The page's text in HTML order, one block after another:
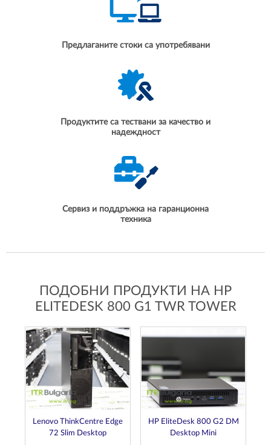
Предлаганите стоки са употребявани
Продуктите са тествани за качество и
надеждност
Сервиз и поддръжка на гаранционна
техника
ПОДОБНИ ПРОДУКТИ НА HP
ELITEDESK 800 G1 TWR TOWER
Lenovo ThinkCentre Edge
72 Slim Desktop
HP EliteDesk 800 G2 DM
Desktop Mini